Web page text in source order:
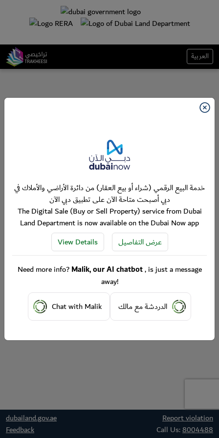
العربية
dubailand.gov.ae
Report violation
Feedback
Call Us:8004488
خدمة البيع الرقمي (شراء أو بيع العقار) من دائرة الأراضي والأملاك في
دبي أصبحت متاحة الآن على تطبيق دبي الآن
The Digital Sale (Buy or Sell Property) service from Dubai
Land Department is now available on the Dubai Now app
View Details
عرض التفاصيل
Need more info?Malik, our AI chatbot, is just a message
away!
Chat with Malik
الدردشة مع مالك